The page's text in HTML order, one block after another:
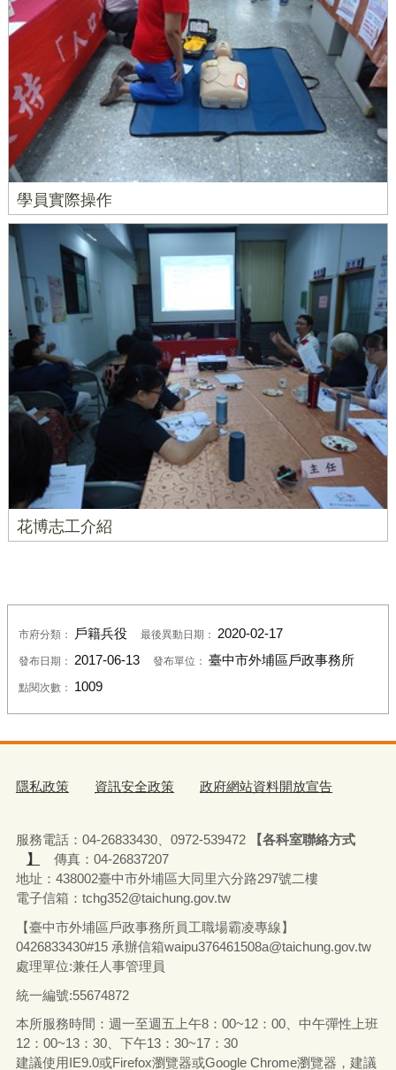
學員實際操作
花博志工介紹
市府分類： 戶籍兵役 最後異動日期： 2020-02-17
發布日期： 2017-06-13 發布單位： 臺中市外埔區戶政事務所
點閱次數： 1009
隱私政策 資訊安全政策 政府網站資料開放宣告
服務電話：04-26833430、0972-539472
【各科室聯絡方式
】
傳真：04-26837207
地址：438002臺中市外埔區大同里六分路297號二樓
電子信箱：tchg352@taichung.gov.tw
【臺中市外埔區戶政事務所員工職場霸凌專線】
0426833430#15 承辦信箱waipu376461508a@taichung.gov.tw
處理單位:兼任人事管理員
統一編號:55674872
本所服務時間：週一至週五上午8：00~12：00、中午彈性上班
12：00~13：30、下午13：30~17：30
建議使用IE9.0或Firefox瀏覽器或Google Chrome瀏覽器，建議